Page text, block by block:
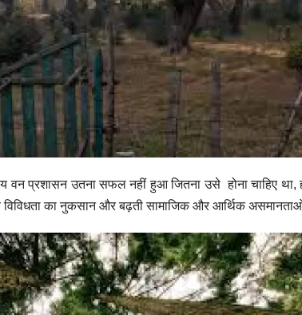
वन प्रशासन उतना सफल नहीं हुआ जितना उसे होना चाहिए
का नुकसान और बढ़ती सामाजिक और आर्थिक